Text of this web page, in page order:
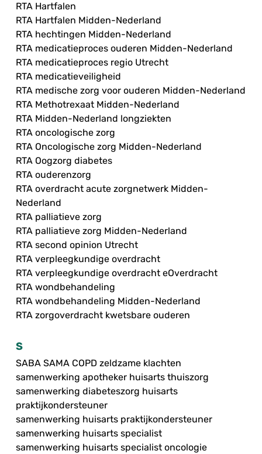
RTA Hartfalen
RTA Hartfalen Midden-Nederland
RTA hechtingen Midden-Nederland
RTA medicatieproces ouderen Midden-Nederland
RTA medicatieproces regio Utrecht
RTA medicatieveiligheid
RTA medische zorg voor ouderen Midden-Nederland
RTA Methotrexaat Midden-Nederland
RTA Midden-Nederland longziekten
RTA oncologische zorg
RTA Oncologische zorg Midden-Nederland
RTA Oogzorg diabetes
RTA ouderenzorg
RTA overdracht acute zorgnetwerk Midden-
Nederland
RTA palliatieve zorg
RTA palliatieve zorg Midden-Nederland
RTA second opinion Utrecht
RTA verpleegkundige overdracht
RTA verpleegkundige overdracht eOverdracht
RTA wondbehandeling
RTA wondbehandeling Midden-Nederland
RTA zorgoverdracht kwetsbare ouderen
S
SABA SAMA COPD zeldzame klachten
samenwerking apotheker huisarts thuiszorg
samenwerking diabeteszorg huisarts
praktijkondersteuner
samenwerking huisarts praktijkondersteuner
samenwerking huisarts specialist
samenwerking huisarts specialist oncologie